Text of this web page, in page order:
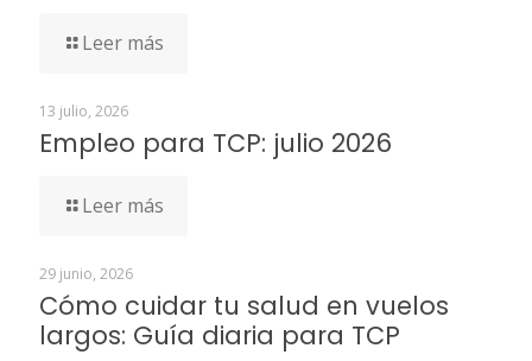
Leer más
13 julio, 2026
Empleo para TCP: julio 2026
Leer más
29 junio, 2026
Cómo cuidar tu salud en vuelos
largos: Guía diaria para TCP